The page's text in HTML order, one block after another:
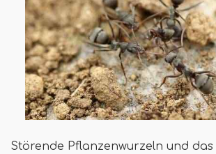
Störende Pflanzenwurzeln und